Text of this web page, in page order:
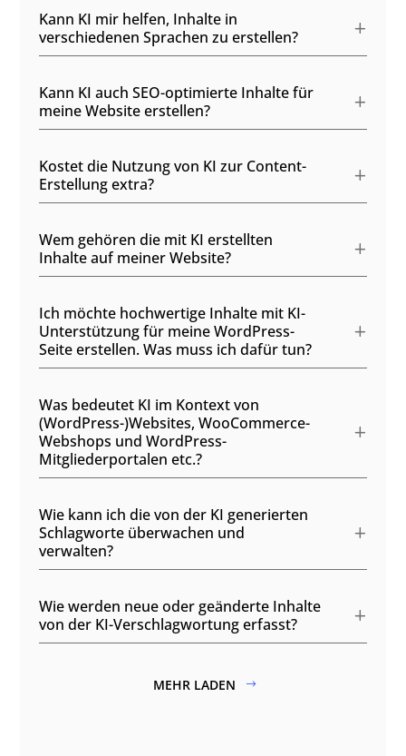
Kann KI mir helfen, Inhalte in
verschiedenen Sprachen zu erstellen?
Kann KI auch SEO-optimierte Inhalte für
meine Website erstellen?
Kostet die Nutzung von KI zur Content-
Erstellung extra?
Wem gehören die mit KI erstellten
Inhalte auf meiner Website?
Ich möchte hochwertige Inhalte mit KI-
Unterstützung für meine WordPress-
Seite erstellen. Was muss ich dafür tun?
Was bedeutet KI im Kontext von
(WordPress-)Websites, WooCommerce-
Webshops und WordPress-
Mitgliederportalen etc.?
Wie kann ich die von der KI generierten
Schlagworte überwachen und
verwalten?
Wie werden neue oder geänderte Inhalte
von der KI-Verschlagwortung erfasst?
MEHR LADEN